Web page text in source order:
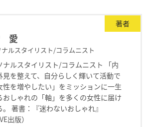
著者
愛
ルスタイリスト/コラムニスト
ナルスタイリスト/コラムニスト 「内
見を整えて、自分らしく輝いて活動で
性を増やしたい」をミッションに一生
おしゃれの「軸」を多くの女性に届け
。 著書：『迷わないおしゃれ』
出版）